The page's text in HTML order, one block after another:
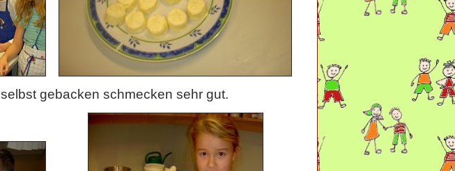
selbst gebacken schmecken sehr gut.